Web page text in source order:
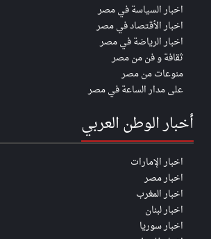
اخبار السياسة في مصر
اخبار الأقتصاد في مصر
اخبار الرياضة في مصر
ثقافة و فن من مصر
منوعات من مصر
على مدار الساعة في مصر
أخبار الوطن العربي
اخبار الإمارات
اخبار مصر
اخبار المغرب
اخبار لبنان
اخبار سوريا